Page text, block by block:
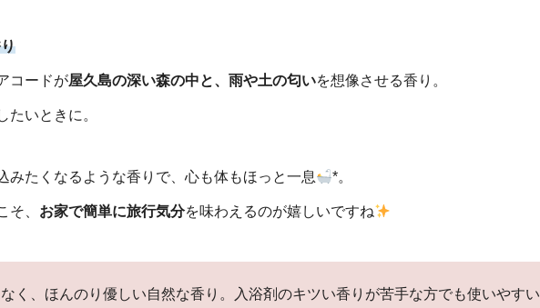
コードが屋久島の深い森の中と、雨や土の匂いを想像させる香り。
たいときに。
みたくなるような香りで、心も体もほっと一息 *。
そ、 お家で簡単に旅行気分を味わえるのが嬉しいですね
く、ほんのり優しい自然な香り。入浴剤のキツい香りが苦手な方でも使いやすい